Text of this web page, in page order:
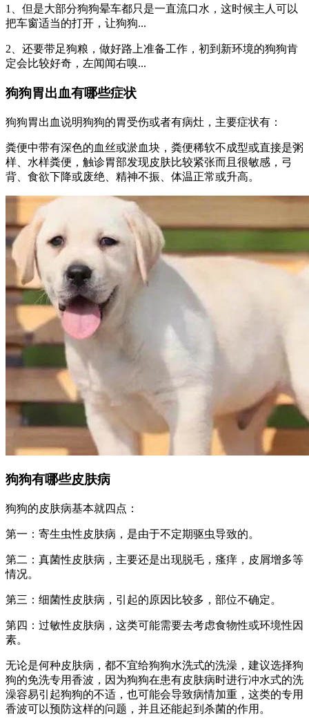
1、但是大部分狗狗晕车都只是一直流口水，这时候主人可以
把车窗适当的打开，让狗狗...
2、还要带足狗粮，做好路上准备工作，初到新环境的狗狗肯
定会比较好奇，左闻闻右嗅...
狗狗胃出血有哪些症状
狗狗胃出血说明狗狗的胃受伤或者有病灶，主要症状有：
粪便中带有深色的血丝或淤血块，粪便稀软不成型或直接是粥
样、水样粪便，触诊胃部发现皮肤比较紧张而且很敏感，弓
背、食欲下降或废绝、精神不振、体温正常或升高。
狗狗有哪些皮肤病
狗狗的皮肤病基本就四点：
第一：寄生虫性皮肤病，是由于不定期驱虫导致的。
第二：真菌性皮肤病，主要还是出现脱毛，瘙痒，皮屑增多等
情况。
第三：细菌性皮肤病，引起的原因比较多，部位不确定。
第四：过敏性皮肤病，这类可能需要去考虑食物性或环境性因
素。
无论是何种皮肤病，都不宜给狗狗水洗式的洗澡，建议选择狗
狗的免洗专用香波，因为狗狗在患有皮肤病时进行冲水式的洗
澡容易引起狗狗的不适，也可能会导致病情加重，这类的专用
香波可以预防这样的问题，并且还能起到杀菌的作用。